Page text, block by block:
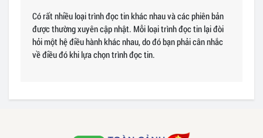
Có rất nhiều loại trình đọc tin khác nhau và các phiên bản
được thường xuyên cập nhật. Mỗi loại trình đọc tin lại đòi
hỏi một hệ điều hành khác nhau, do đó bạn phải cân nhắc
về điều đó khi lựa chọn trình đọc tin.